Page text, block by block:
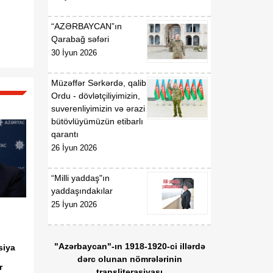
“AZƏRBAYCAN”ın
Qarabağ səfəri
30 İyun 2026
Müzəffər Sərkərdə, qalib
Ordu - dövlətçiliyimizin,
suverenliyimizin və ərazi
bütövlüyümüzün etibarlı
qarantı
26 İyun 2026
“Milli yaddaş"ın
yaddaşındakılar
25 İyun 2026
"Azərbaycan"-ın 1918-1920-ci illərdə
dərc olunan nömrələrinin